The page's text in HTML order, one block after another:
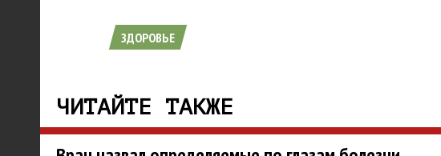
ЗДОРОВЬЕ
ЧИТАЙТЕ ТАКЖЕ